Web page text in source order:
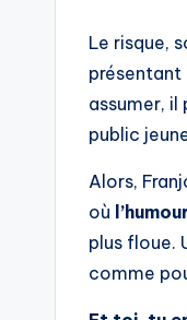
Le risque,
présentant
assumer, il
public
Alors,
où
plus floue.
comme